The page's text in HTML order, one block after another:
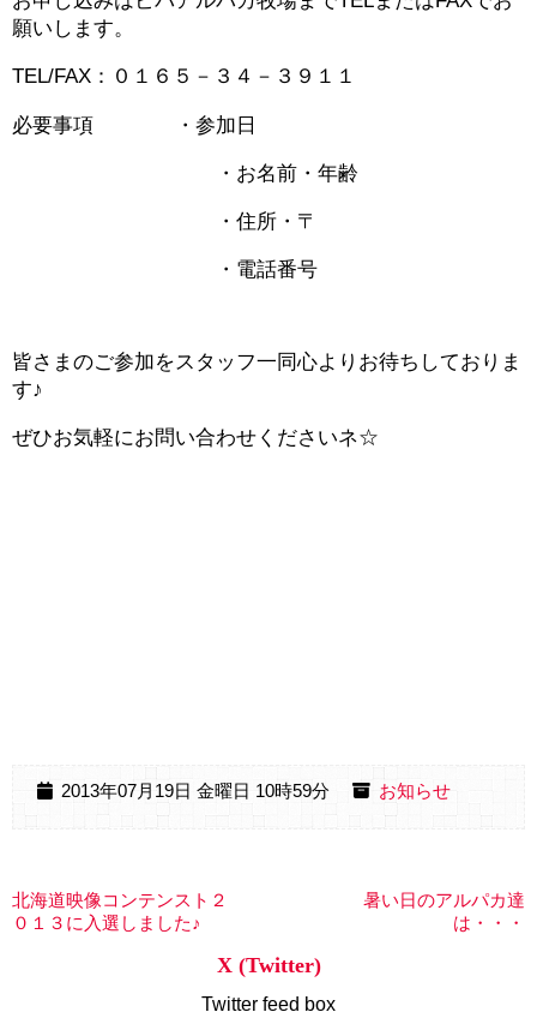
願いします。
TEL/FAX：０１６５－３４－３９１１
必要事項 ・参加日
・お名前・年齢
・住所・〒
・電話番号
皆さまのご参加をスタッフ一同心よりお待ちしておりま
す♪
ぜひお気軽にお問い合わせくださいネ☆
2013年07月19日 金曜日 10時59分 お知らせ
北海道映像コンテンスト２
０１３に入選しました♪
暑い日のアルパカ達
は・・・
X (Twitter)
Twitter feed box